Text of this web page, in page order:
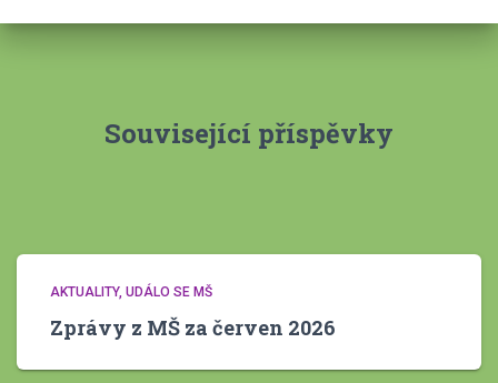
Související příspěvky
AKTUALITY UDÁLO SE MŠ
Zprávy z MŠ za červen 2026